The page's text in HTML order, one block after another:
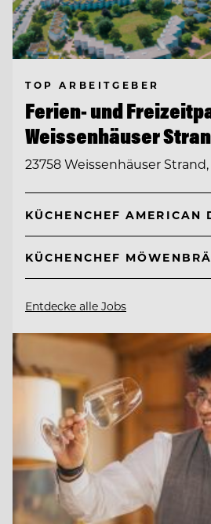
TOP ARBEITGEBER
Ferien- und
Weissenhäuser
23758 Weissenhäuser
KÜCHENCHEF AMERICAN
KÜCHENCHEF
Entdecke alle Jobs